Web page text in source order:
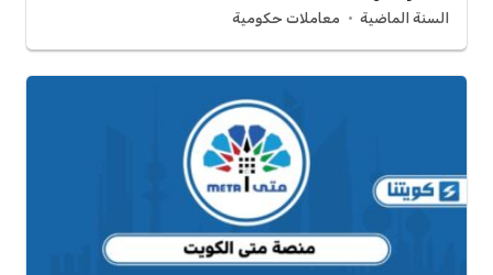
السنة الماضية معاملات حكومية